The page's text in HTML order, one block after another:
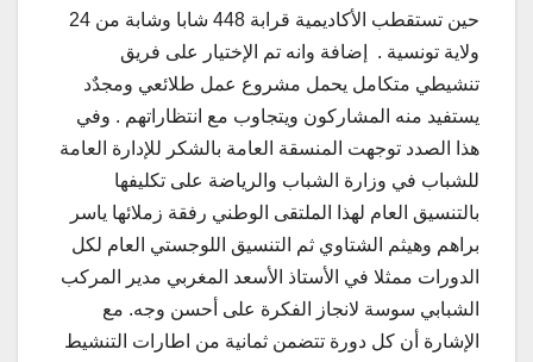
حين تستقطب الأكاديمية قرابة 448 شابا وشابة من 24
ولاية تونسية . إضافة وانه تم الإختيار على فريق
تنشيطي متكامل يحمل مشروع عمل طلائعي ومجدٌد
يستفيد منه المشاركون ويتجاوب مع انتظاراتهم . وفي
هذا الصدد توجهت المنسقة العامة بالشكر للإدارة العامة
للشباب في وزارة الشباب والرياضة على تكليفها
بالتنسيق العام لهذا الملتقى الوطني رفقة زملائها ياسر
براهم وهيثم الشتاوي ثم التنسيق اللوجستي العام لكل
الدورات ممثلا في الأستاذ الأسعد المغربي مدير المركب
الشبابي سوسة لانجاز الفكرة على أحسن وجه. مع
الإشارة أن كل دورة تتضمن ثمانية من اطارات التنشيط